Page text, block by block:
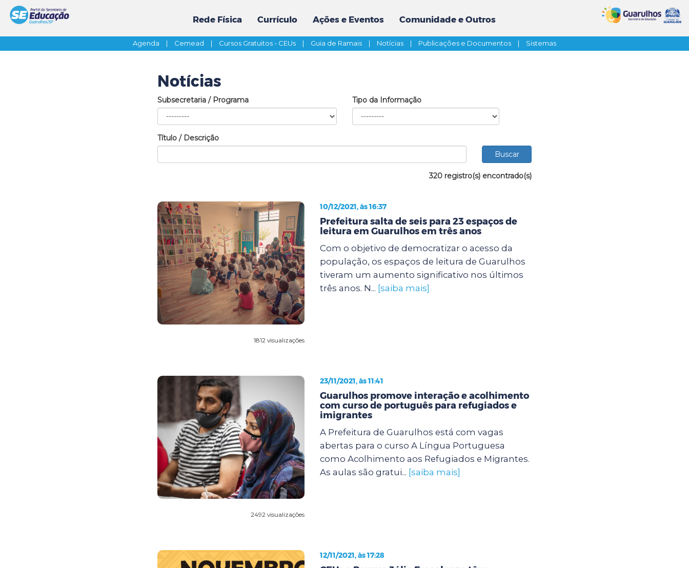
Rede Física Currículo Ações e Eventos Comunidade e Outros
Agenda | Cemead | Cursos Gratuitos - CEUs | Guia de Ramais | Notícias | Publicações e Documentos | Sistemas
Notícias
Subsecretaria / Programa Tipo da Informação
Título / Descrição
320 registro(s) encontrado(s)
1812 visualizações
10/12/2021, às 16:37
Prefeitura salta de seis para 23 espaços de
leitura em Guarulhos em três anos
Com o objetivo de democratizar o acesso da
população, os espaços de leitura de Guarulhos
tiveram um aumento significativo nos últimos
três anos. N... [saiba mais]
2492 visualizações
23/11/2021, às 11:41
Guarulhos promove interação e acolhimento
com curso de português para refugiados e
imigrantes
A Prefeitura de Guarulhos está com vagas
abertas para o curso A Língua Portuguesa
como Acolhimento aos Refugiados e Migrantes.
As aulas são gratui... [saiba mais]
12/11/2021, às 17:28